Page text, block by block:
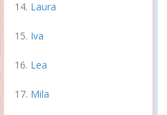
Laura
Iva
Lea
Mila